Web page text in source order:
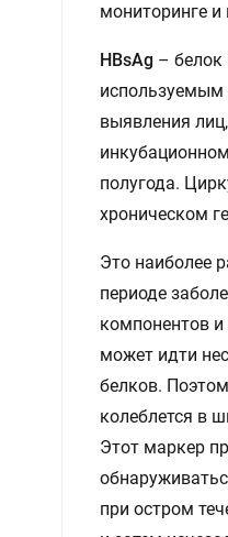
мониторинге и
HBsAg – белок
используемым
выявления
полугода.
хроническом
Это наиболее
периоде
компонентов
может идти
белков.
колеблется в
Этот маркер
при остром